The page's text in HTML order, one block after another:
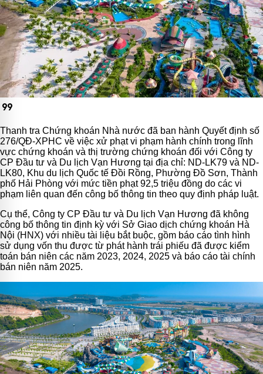
format_quote
Thanh tra Chứng khoán Nhà nước đã ban hành Quyết định số
276/QĐ-XPHC về việc xử phạt vi phạm hành chính trong lĩnh
vực chứng khoán và thị trường chứng khoán đối với Công ty
CP Đầu tư và Du lịch Vạn Hương tại địa chỉ: ND-LK79 và ND-
LK80, Khu du lịch Quốc tế Đồi Rồng, Phường Đồ Sơn, Thành
phố Hải Phòng với mức tiền phạt 92,5 triệu đồng do các vi
phạm liên quan đến công bố thông tin theo quy định pháp luật.
Cụ thể, Công ty CP Đầu tư và Du lịch Vạn Hương đã không
công bố thông tin định kỳ với Sở Giao dịch chứng khoán Hà
Nội (HNX) với nhiều tài liệu bắt buộc, gồm báo cáo tình hình
sử dụng vốn thu được từ phát hành trái phiếu đã được kiểm
toán bán niên các năm 2023, 2024, 2025 và báo cáo tài chính
bán niên năm 2025.